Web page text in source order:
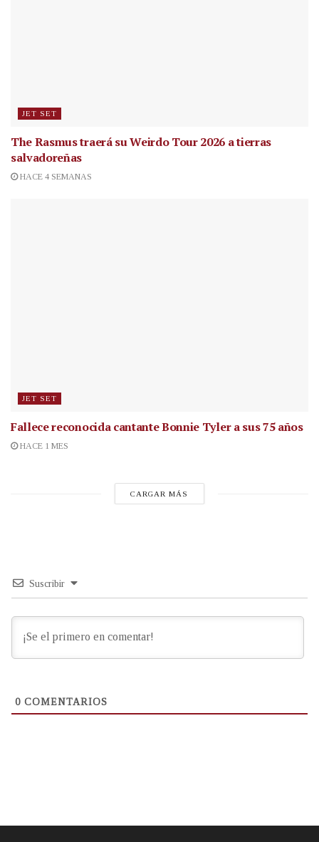
JET SET
The Rasmus traerá su Weirdo Tour 2026 a tierras
salvadoreñas
HACE 4 SEMANAS
JET SET
Fallece reconocida cantanteBonnie Tyler a sus 75 años
HACE 1 MES
CARGAR MÁS
Suscribir
0 COMENTARIOS